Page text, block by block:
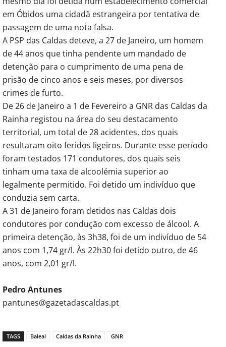
em Óbidos uma cidadã estrangeira por tentativa de
passagem de uma nota falsa.
A PSP das Caldas deteve, a 27 de Janeiro, um homem
de 44 anos que tinha pendente um mandado de
detenção para o cumprimento de uma pena de
prisão de cinco anos e seis meses, por diversos
crimes de furto.
De 26 de Janeiro a 1 de Fevereiro a GNR das Caldas da
Rainha registou na área do seu destacamento
territorial, um total de 28 acidentes, dos quais
resultaram oito feridos ligeiros. Durante esse período
foram testados 171 condutores, dos quais seis
tinham uma taxa de alcoolémia superior ao
legalmente permitido. Foi detido um indivíduo que
conduzia sem carta.
A 31 de Janeiro foram detidos nas Caldas dois
condutores por condução com excesso de álcool. A
primeira detenção, às 3h38, foi de um indivíduo de 54
anos com 1,74 gr/l. Às 22h30 foi detido outro, de 46
anos, com 2,01 gr/l.
Pedro Antunes
pantunes@gazetadascaldas.pt
TAGS Baleal Caldas da Rainha GNR